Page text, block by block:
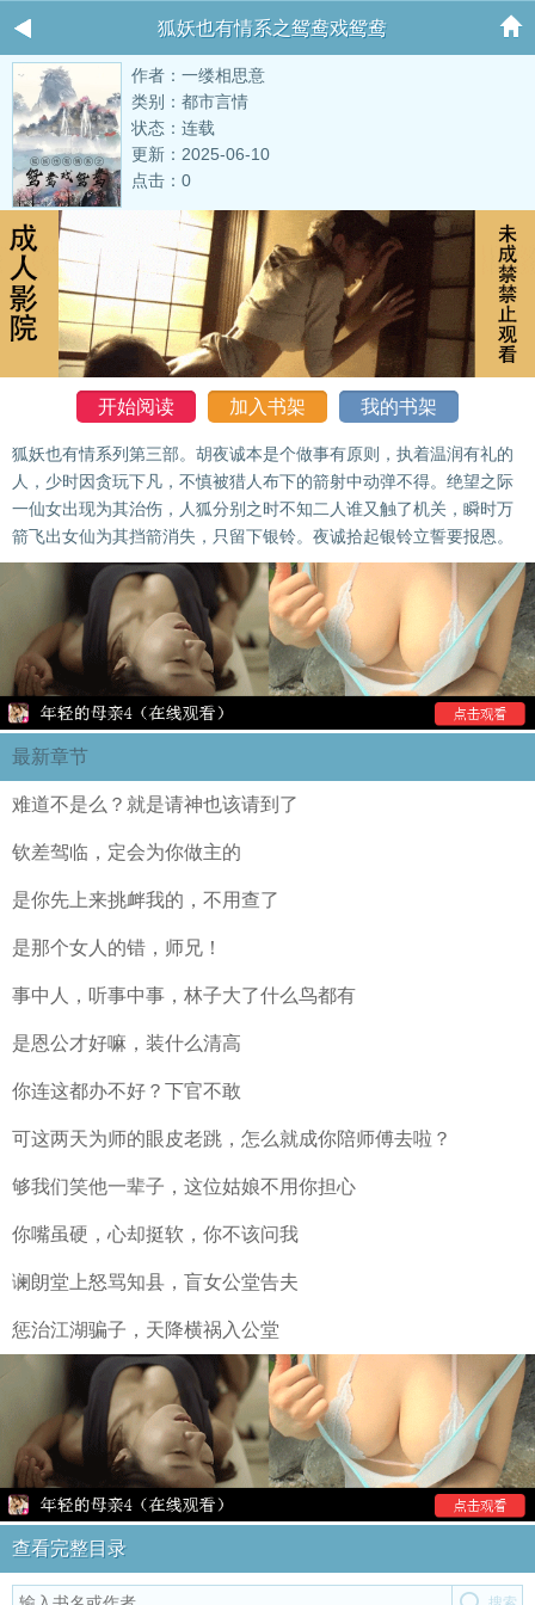
狐妖也有情系之鸳鸯戏鸳鸯
作者：一缕相思意
类别：都市言情
状态：连载
更新：2025-06-10
点击：0
开始阅读 加入书架 我的书架
狐妖也有情系列第三部。胡夜诚本是个做事有原则，执着温润有礼的
人，少时因贪玩下凡，不慎被猎人布下的箭射中动弹不得。绝望之际
一仙女出现为其治伤，人狐分别之时不知二人谁又触了机关，瞬时万
箭飞出女仙为其挡箭消失，只留下银铃。夜诚拾起银铃立誓要报恩。
最新章节
难道不是么？就是请神也该请到了
钦差驾临，定会为你做主的
是你先上来挑衅我的，不用查了
是那个女人的错，师兄！
事中人，听事中事，林子大了什么鸟都有
是恩公才好嘛，装什么清高
你连这都办不好？下官不敢
可这两天为师的眼皮老跳，怎么就成你陪师傅去啦？
够我们笑他一辈子，这位姑娘不用你担心
你嘴虽硬，心却挺软，你不该问我
谰朗堂上怒骂知县，盲女公堂告夫
惩治江湖骗子，天降横祸入公堂
查看完整目录